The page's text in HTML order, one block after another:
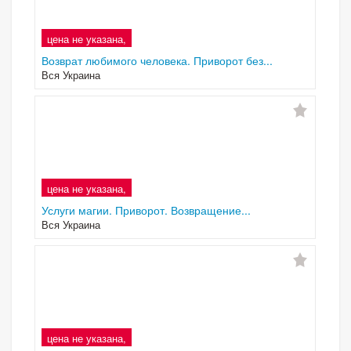
цена не указана,
Возврат любимого человека. Приворот без...
Вся Украина
цена не указана,
Услуги магии. Приворот. Возвращение...
Вся Украина
цена не указана,